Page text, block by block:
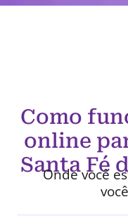
Como
online
Santa Fé
Onde você